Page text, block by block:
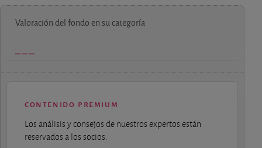
Valoración del fondo en su categoría
contenido premium
Los análisis y consejos de nuestros expertos están
reservados a los socios.